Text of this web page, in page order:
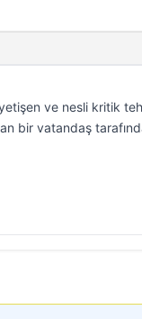
ve nesli kritik
bir vatandaş